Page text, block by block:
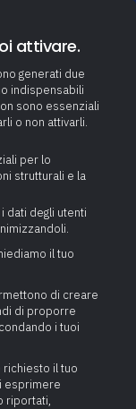
Newsletter
attivare.
generati due
indispensabili
sono essenziali
o non attivarli.
per lo
strutturali e la
dati degli utenti
il tuo
di creare
di proporre
i tuoi
il tuo
esprimere
riportati,